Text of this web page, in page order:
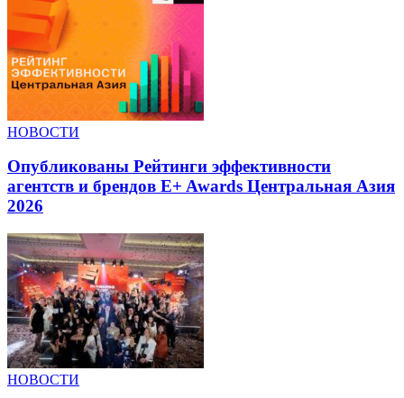
НОВОСТИ
Опубликованы Рейтинги эффективности
агентств и брендов E+ Awards Центральная Азия
2026
НОВОСТИ